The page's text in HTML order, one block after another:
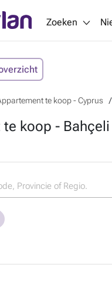
Zoeken
te koop - Cyprus
koop - Bahçeli